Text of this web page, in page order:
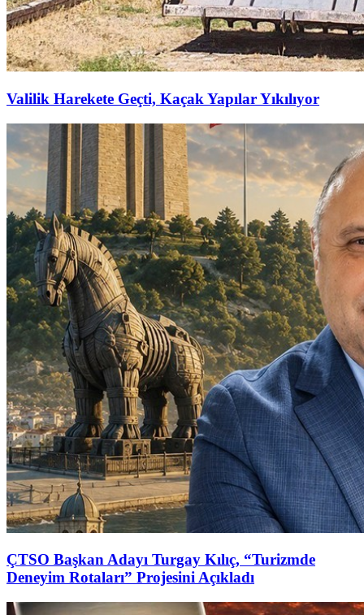
Valilik Harekete Geçti, Kaçak Yapılar Yıkılıyor
ÇTSO Başkan Adayı Turgay Kılıç, “Turizmde
Deneyim Rotaları” Projesini Açıkladı